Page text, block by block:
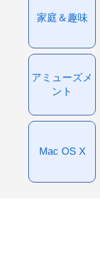
家庭＆趣味
アミューズメ
ント
Mac OS X